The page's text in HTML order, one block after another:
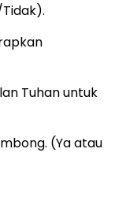
Tuhan untuk
(Ya atau